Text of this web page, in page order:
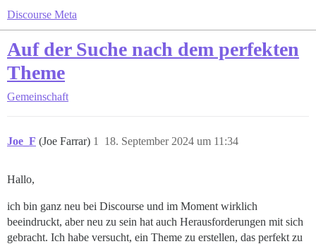
Discourse Meta
Auf der Suche nach dem perfekten
Theme
Gemeinschaft
Joe_F (Joe Farrar) 18. September 2024 um 11:34
1
Hallo,
ich bin ganz neu bei Discourse und im Moment wirklich
beeindruckt, aber neu zu sein hat auch Herausforderungen mit sich
gebracht. Ich habe versucht, ein Theme zu erstellen, das perfekt zu